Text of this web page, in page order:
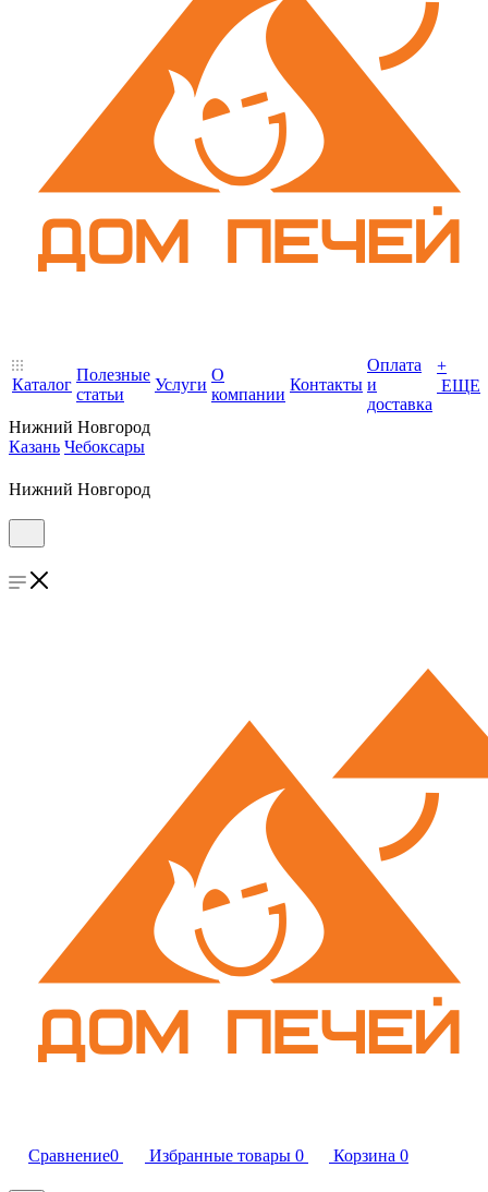
Каталог
Полезные
статьи
Услуги
О
компании
Контакты
Оплата
и
доставка
+
ЕЩЕ
Нижний Новгород
Казань Чебоксары
Нижний Новгород
Сравнение0 Избранные товары 0 Корзина 0